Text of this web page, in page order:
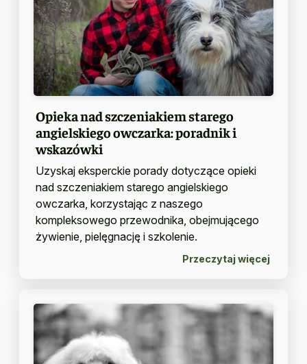
Opieka nad szczeniakiem starego
angielskiego owczarka: poradnik i
wskazówki
Uzyskaj eksperckie porady dotyczące opieki
nad szczeniakiem starego angielskiego
owczarka, korzystając z naszego
kompleksowego przewodnika, obejmującego
żywienie, pielęgnację i szkolenie.
Przeczytaj więcej